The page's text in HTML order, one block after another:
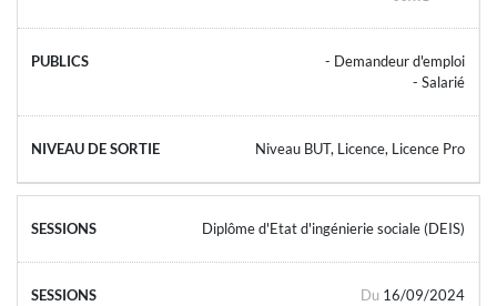
- Demandeur d'emploi
- Salarié
Niveau BUT, Licence, Licence Pro
Diplôme d'Etat d'ingénierie sociale (DEIS)
Du 16/09/2024